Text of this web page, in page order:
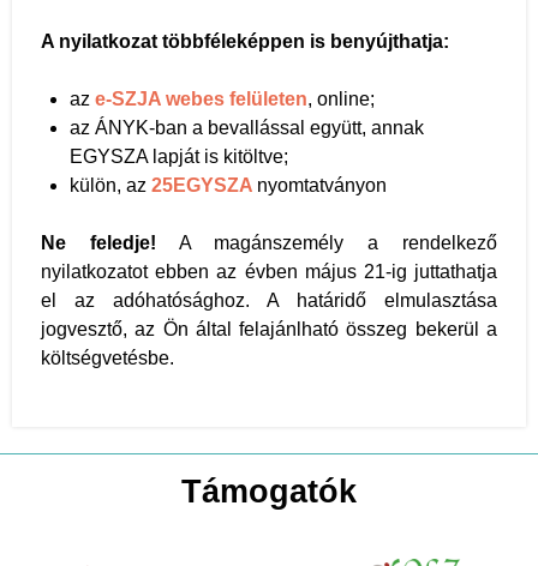
A nyilatkozat többféleképpen is benyújthatja:
az e-SZJA webes felületen, online;
az ÁNYK-ban a bevallással együtt, annak
EGYSZA lapját is kitöltve;
külön, az 25EGYSZA nyomtatványon
Ne feledje! A magánszemély a rendelkező
nyilatkozatot ebben az évben május 21-ig juttathatja
el az adóhatósághoz. A határidő elmulasztása
jogvesztő, az Ön által felajánlható összeg bekerül a
költségvetésbe.
Támogatók